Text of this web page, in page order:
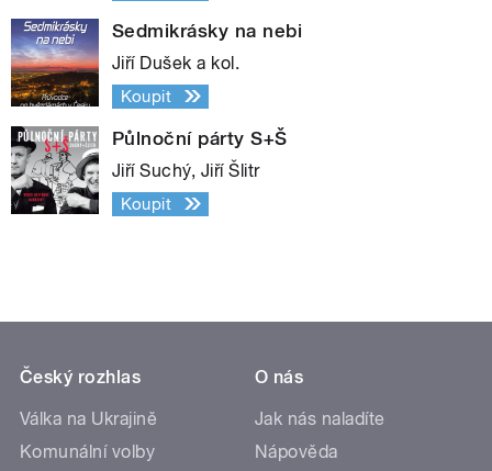
Sedmikrásky na nebi
Jiří Dušek a kol.
Koupit
Půlnoční párty S+Š
Jiří Suchý, Jiří Šlitr
Koupit
Český rozhlas
Válka na Ukrajině
Komunální volby
O nás
Jak nás naladíte
Nápověda